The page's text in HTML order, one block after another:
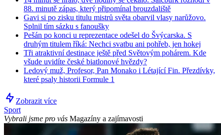
88. minutě zápas, který připomínal brouzdaliště
Gavi si po zisku titulu mistrů světa obarvil vlasy narůžovo.
Splnil tím sázku s fanoušky
Pešán po konci u reprezentace odešel do Švýcarska. S
druhým titulem říká: Nechci svatbu ani pohřeb, jen hokej
Tři atraktivní destinace ještě před Světovým pohárem. Kde
všude uvidíte české biatlonové hvězdy?
Ledový muž, Profesor, Pan Monako i Létající Fin. Přezdívky,
které psaly historii Formule 1
Zobrazit více
Sport
Vybrali jsme pro vás Magazíny a zajímavosti